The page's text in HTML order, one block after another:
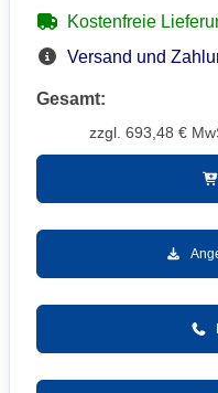
Kostenfreie
Versand und
Gesamt:
zzgl. 693,48 €